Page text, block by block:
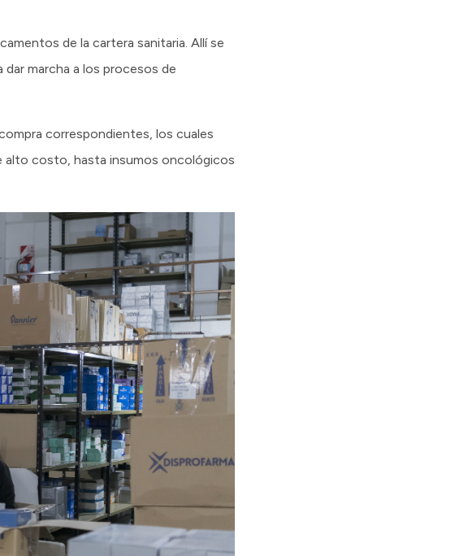
de la cartera sanitaria. Allí se
marcha a los procesos de
correspondientes, los cuales
alto costo, hasta insumos oncológicos